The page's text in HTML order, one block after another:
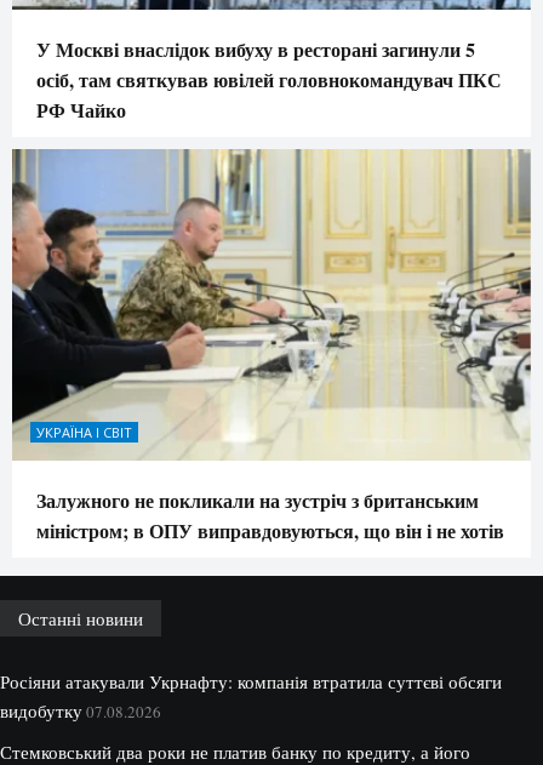
У Москві внаслідок вибуху в ресторані загинули 5
осіб, там святкував ювілей головнокомандувач ПКС
РФ Чайко
УКРАЇНА І СВІТ
Залужного не покликали на зустріч з британським
міністром; в ОПУ виправдовуються, що він і не хотів
Останні новини
Росіяни атакували Укрнафту: компанія втратила суттєві обсяги
видобутку07.08.2026
Стемковський два роки не платив банку по кредиту, а його